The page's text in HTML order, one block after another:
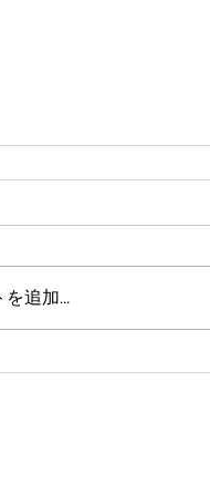
果
を追加…